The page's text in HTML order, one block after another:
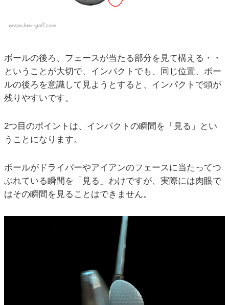
ボールの後ろ、フェースが当たる部分を見て構える・・
ということが大切で、インパクトでも、同じ位置、ボー
ルの後ろを意識して見ようとすると、インパクトで頭が
残りやすいです。
2つ目のポイントは、インパクトの瞬間を「見る」とい
うことになります。
ボールがドライバーやアイアンのフェースに当たってつ
ぶれている瞬間を「見る」わけですが、実際には肉眼で
はその瞬間を見ることはできません。